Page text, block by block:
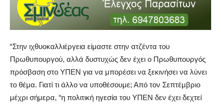
“Στην ιχθυοκαλλιέργεια είμαστε στην ατζέντα του
Πρωθυπουργού, αλλά δυστυχώς δεν έχει ο Πρωθυπουργός
πρόσβαση στο ΥΠΕΝ για να μπορέσει να ξεκινήσει να λύνει
το θέμα. Γιατί τι άλλο να υποθέσουμε; Από τον Σεπτέμβριο
μέχρι σήμερα, “η πολιτική ηγεσία του ΥΠΕΝ δεν έχει δεχτεί